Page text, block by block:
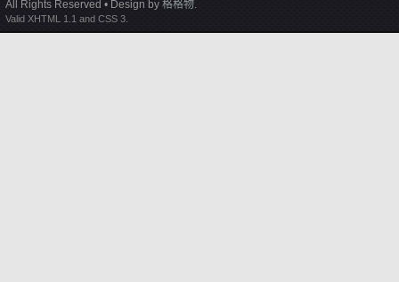
All Rights Reserved • Design by 格格物.
Valid XHTML 1.1 and CSS 3.